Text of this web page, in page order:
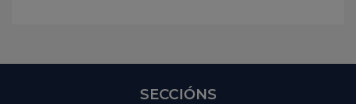
SECCIÓNS